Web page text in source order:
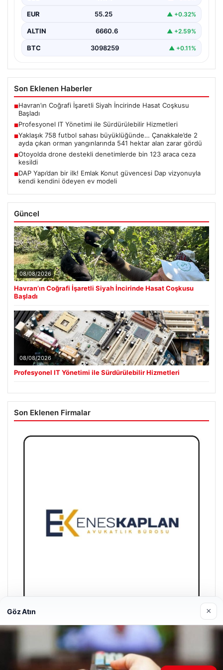
güncelleme operasyonlarında kenara…
EUR 55.25 ▲ +0.32%
ALTIN 6660.6 ▲ +2.59%
BTC 3098259 ▲ +0.11%
Son Eklenen Haberler
■Havran’ın Coğrafi İşaretli Siyah İncirinde Hasat Coşkusu
Başladı
■Profesyonel IT Yönetimi ile Sürdürülebilir Hizmetleri
■Yaklaşık 758 futbol sahası büyüklüğünde… Çanakkale’de 2
ayda çıkan orman yangınlarında 541 hektar alan zarar gördü
■Otoyolda drone destekli denetimlerde bin 123 araca ceza
kesildi
■DAP Yapı’dan bir ilk! Emlak Konut güvencesi Dap vizyonuyla
kendi kendini ödeyen ev modeli
Güncel
08/08/2026
Havran’ın Coğrafi İşaretli Siyah İncirinde Hasat Coşkusu
Başladı
08/08/2026
Profesyonel IT Yönetimi ile Sürdürülebilir Hizmetleri
Son Eklenen Firmalar
Enes Kaplan Avukatlık Bürosu
Göz Atın ×